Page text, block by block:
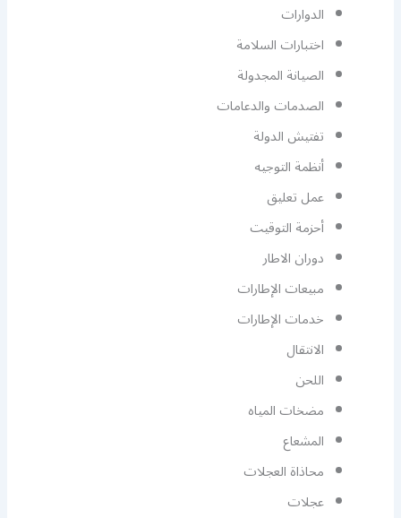
الدوارات
اختبارات السلامة
الصيانة المجدولة
الصدمات والدعامات
تفتيش الدولة
أنظمة التوجيه
عمل تعليق
أحزمة التوقيت
دوران الاطار
مبيعات الإطارات
خدمات الإطارات
الانتقال
اللحن
مضخات المياه
المشعاع
محاذاة العجلات
عجلات